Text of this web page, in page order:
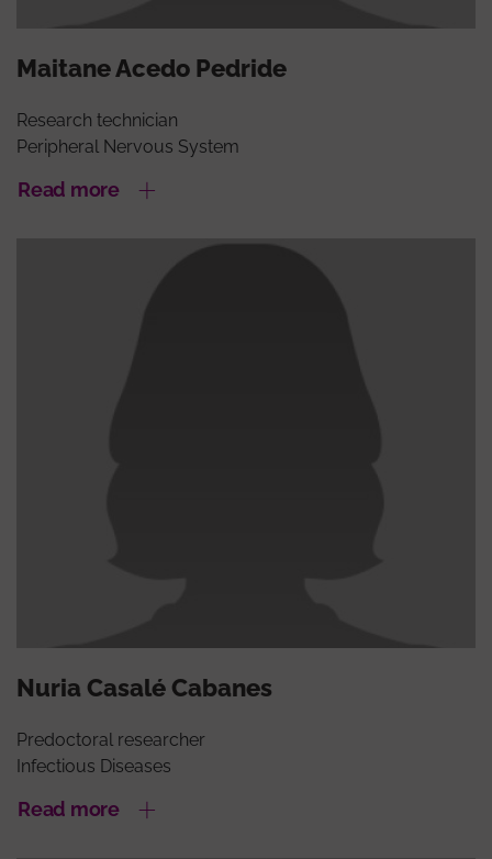
Maitane Acedo Pedride
Research technician
Peripheral Nervous System
Read more
Nuria Casalé Cabanes
Predoctoral researcher
Infectious Diseases
Read more